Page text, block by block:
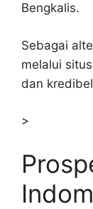
Bengkalis.
Sebagai
melalui
dan
>